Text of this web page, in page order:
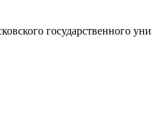
государственного